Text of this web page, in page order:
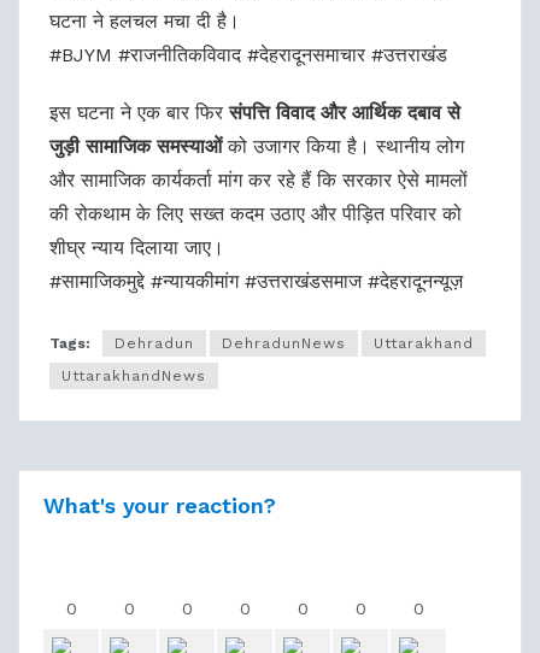
घटना ने हलचल मचा दी है।
#BJYM #राजनीतिकविवाद #देहरादूनसमाचार #उत्तराखंड
इस घटना ने एक बार फिरसंपत्ति विवाद और आर्थिक दबाव से
जुड़ी सामाजिक समस्याओंको उजागर किया है। स्थानीय लोग
और सामाजिक कार्यकर्ता मांग कर रहे हैं कि सरकार ऐसे मामलों
की रोकथाम के लिए सख्त कदम उठाए और पीड़ित परिवार को
शीघ्र न्याय दिलाया जाए।
#सामाजिकमुद्दे #न्यायकीमांग #उत्तराखंडसमाज #देहरादूनन्यूज़
Tags: Dehradun DehradunNews
Uttarakhand
UttarakhandNews
What's your reaction?
0 0 0 0 0 0 0